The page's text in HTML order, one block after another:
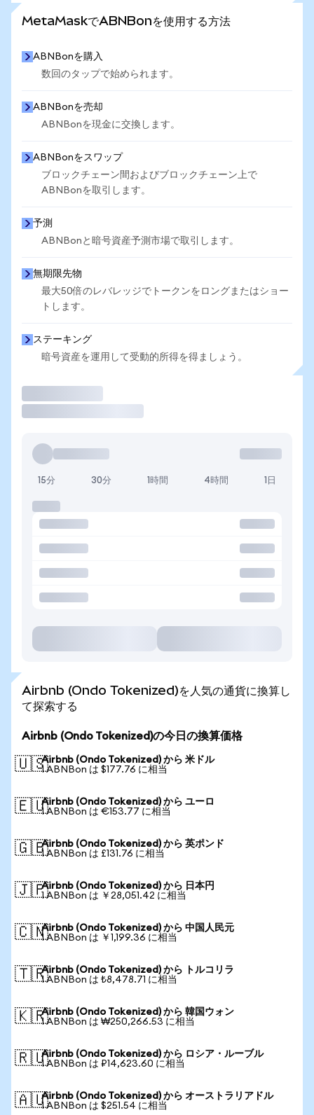
MetaMaskでABNBonを使用する方法
ABNBonを購入
数回のタップで始められます。
ABNBonを売却
ABNBonを現金に交換します。
ABNBonをスワップ
ブロックチェーン間およびブロックチェーン上で
ABNBonを取引します。
予測
ABNBonと暗号資産予測市場で取引します。
無期限先物
最大50倍のレバレッジでトークンをロングまたはショー
トします。
ステーキング
暗号資産を運用して受動的所得を得ましょう。
15分 30分 1時間 4時間 1日
Airbnb (Ondo Tokenized)を人気の通貨に換算し
て探索する
Airbnb (Ondo Tokenized)の今日の換算価格
🇺🇸Airbnb (Ondo Tokenized) から 米ドル
1 ABNBon は $177.76 に相当
🇪🇺Airbnb (Ondo Tokenized) から ユーロ
1 ABNBon は €153.77 に相当
🇬🇧Airbnb (Ondo Tokenized) から 英ポンド
1 ABNBon は £131.76 に相当
🇯🇵Airbnb (Ondo Tokenized) から 日本円
1 ABNBon は ￥28,051.42 に相当
🇨🇳Airbnb (Ondo Tokenized) から 中国人民元
1 ABNBon は ￥1,199.36 に相当
🇹🇷Airbnb (Ondo Tokenized) から トルコリラ
1 ABNBon は ₺8,478.71 に相当
🇰🇷Airbnb (Ondo Tokenized) から 韓国ウォン
1 ABNBon は ₩250,266.53 に相当
🇷🇺Airbnb (Ondo Tokenized) から ロシア・ルーブル
1 ABNBon は ₽14,623.60 に相当
🇦🇺Airbnb (Ondo Tokenized) から オーストラリアドル
1 ABNBon は $251.54 に相当